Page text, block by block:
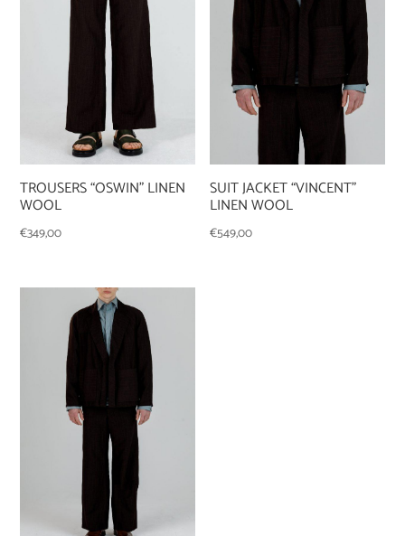
TROUSERS “OSWIN” LINEN
WOOL
€349,00
SUIT JACKET “VINCENT”
LINEN WOOL
€549,00